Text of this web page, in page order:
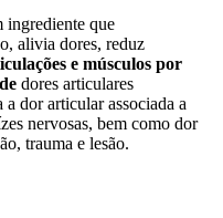
ingrediente que
alivia dores, reduz
e músculos por
dores articulares
dor articular associada a
nervosas, bem como dor
trauma e lesão.